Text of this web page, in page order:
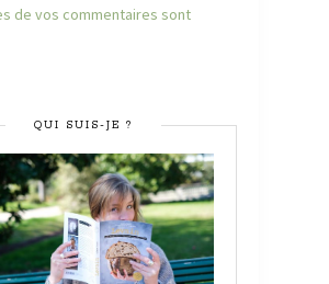
de vos commentaires sont
QUI SUIS-JE ?